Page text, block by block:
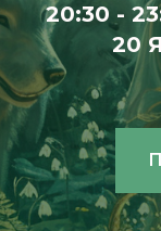
20:30 -
20